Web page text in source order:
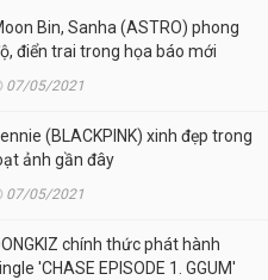
Bin, Sanha (ASTRO) phong
điển trai trong họa báo mới
07/05/2021
(BLACKPINK) xinh đẹp trong
ảnh gần đây
07/05/2021
chính thức phát hành
'CHASE EPISODE 1. GGUM'